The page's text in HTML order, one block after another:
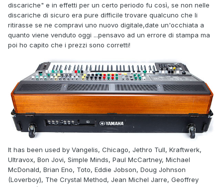
discariche" e in effetti per un certo periodo fu così, se non nelle
discariche di sicuro era pure difficile trovare qualcuno che li
ritirasse se ne compravi uno nuovo digitale,date un'occhiata a
quanto viene venduto oggi ...pensavo ad un errore di stampa ma
poi ho capito che i prezzi sono corretti!
It has been used by Vangelis, Chicago, Jethro Tull, Kraftwerk,
Ultravox, Bon Jovi, Simple Minds, Paul McCartney, Michael
McDonald, Brian Eno, Toto, Eddie Jobson, Doug Johnson
(Loverboy), The Crystal Method, Jean Michel Jarre, Geoffrey